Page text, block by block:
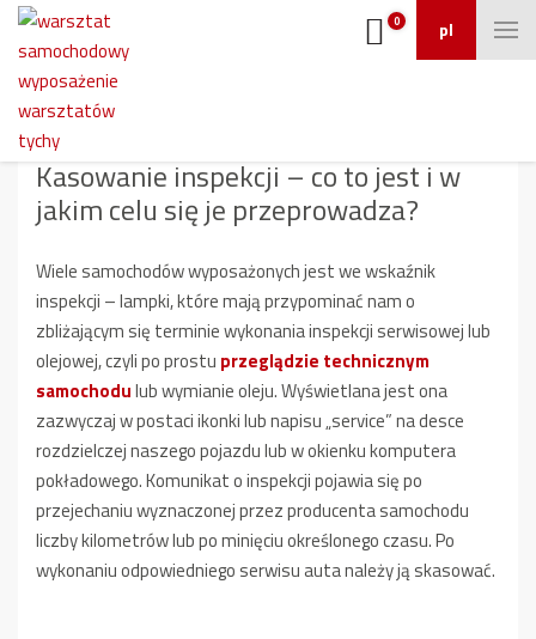
pl
0
Kasowanie inspekcji
Kasowanie inspekcji – co to jest i w
jakim celu się je przeprowadza?
Wiele samochodów wyposażonych jest we wskaźnik
inspekcji – lampki, które mają przypominać nam o
zbliżającym się terminie wykonania inspekcji serwisowej lub
olejowej, czyli po prostu przeglądzie technicznym
samochodulub wymianie oleju. Wyświetlana jest ona
zazwyczaj w postaci ikonki lub napisu „service” na desce
rozdzielczej naszego pojazdu lub w okienku komputera
pokładowego. Komunikat o inspekcji pojawia się po
przejechaniu wyznaczonej przez producenta samochodu
liczby kilometrów lub po minięciu określonego czasu. Po
wykonaniu odpowiedniego serwisu auta należy ją skasować.